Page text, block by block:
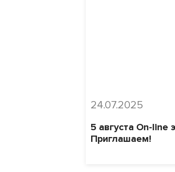
24.07.2025
5 августа On-line
Приглашаем!